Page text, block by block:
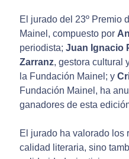
El jurado del 23º Premio
Mainel, compuesto por
periodista; Juan Ignacio
Zarranz, gestora cultural
la Fundación Mainel; y
Fundación Mainel, ha
ganadores de esta
El jurado ha valorado los
calidad literaria, sino